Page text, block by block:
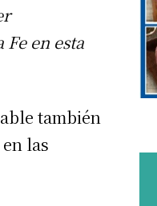
en esta
también
las